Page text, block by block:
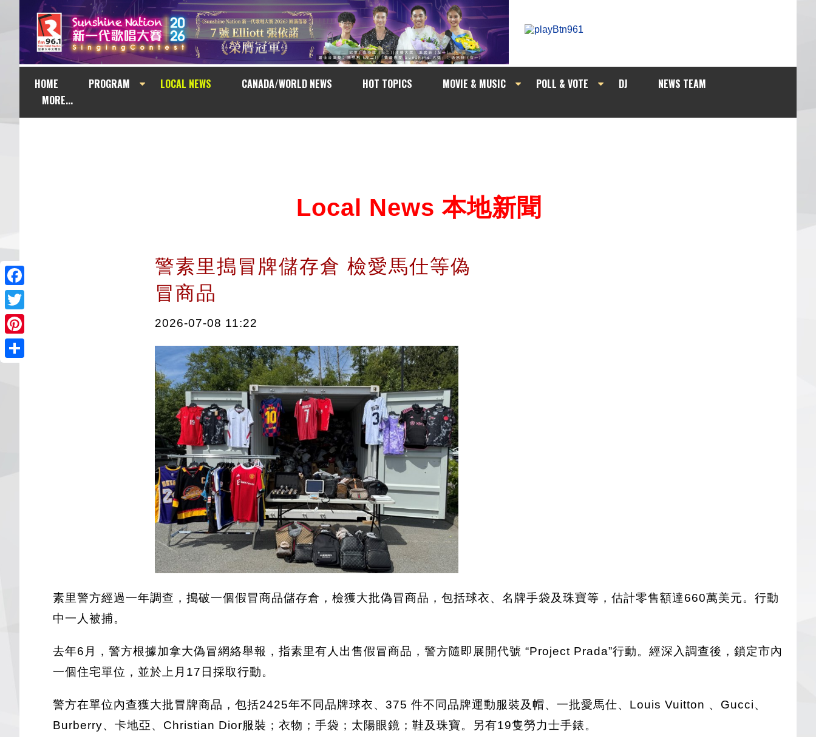
HOME PROGRAM LOCAL NEWS CANADA/WORLD NEWS HOT TOPICS MOVIE & MUSIC POLL & VOTE DJ
NEWS TEAM
MORE...
Facebook
Twitter
Pinterest
Local News 本地新聞
警素里搗冒牌儲存倉 檢愛馬仕等偽
冒商品
2026-07-08 11:22
素里警方經過一年調查，搗破一個假冒商品儲存倉，檢獲大批偽冒商品，包括球衣、名牌手袋及珠寶等，估計零售額達660萬美元。行動
中一人被捕。
去年6月，警方根據加拿大偽冒網絡舉報，指素里有人出售假冒商品，警方隨即展開代號 “Project Prada”行動。經深入調查後，鎖定市內
一個住宅單位，並於上月17日採取行動。
警方在單位內查獲大批冒牌商品，包括2425年不同品牌球衣、375 件不同品牌運動服裝及帽、一批愛馬仕、Louis Vuitton 、Gucci、
Burberry、卡地亞、Christian Dior服裝；衣物；手袋；太陽眼鏡；鞋及珠寶。另有19隻勞力士手錶。